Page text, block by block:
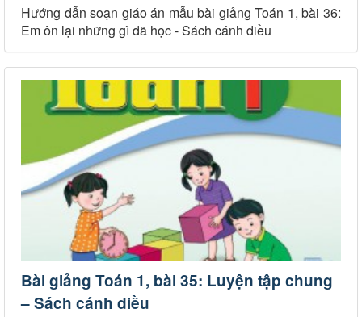
Hướng dẫn soạn giáo án mẫu bài giảng Toán 1, bài 36:
Em ôn lại những gì đã học - Sách cánh diều
Bài giảng Toán 1, bài 35: Luyện tập chung
– Sách cánh diều